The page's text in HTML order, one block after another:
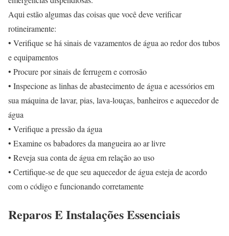
Aqui estão algumas das coisas que você deve verificar
rotineiramente:
• Verifique se há sinais de vazamentos de água ao redor dos tubos
e equipamentos
• Procure por sinais de ferrugem e corrosão
• Inspecione as linhas de abastecimento de água e acessórios em
sua máquina de lavar, pias, lava-louças, banheiros e aquecedor de
água
• Verifique a pressão da água
• Examine os babadores da mangueira ao ar livre
• Reveja sua conta de água em relação ao uso
• Certifique-se de que seu aquecedor de água esteja de acordo
com o código e funcionando corretamente
Reparos E Instalações Essenciais